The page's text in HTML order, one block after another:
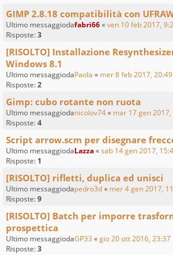
GIMP 2.8.18 compatibilità con
Ultimo messaggiodafabri66«ven 10 feb 2017,
Risposte:3
[RISOLTO] Installazione
Windows 8.1
Ultimo messaggiodaPaola « mer 8 feb 2017, 20:49
Risposte:2
Gimp: cubo rotante non ruota
Ultimo messaggiodanicolov74« mar 17 gen 2017,
Risposte:4
Script arrow.scm per disegnare
Ultimo messaggiodaLazza«sab 14 gen 2017,
Risposte: 1
[RISOLTO] rifletti, duplica ed unisci
Ultimo messaggiodapedro3d« mer 4 gen 2017,
Risposte:9
[RISOLTO] Batch per imporre
prospettica
Ultimo messaggiodaGP33 «gio 20 ott 2016, 23:37
Risposte:3